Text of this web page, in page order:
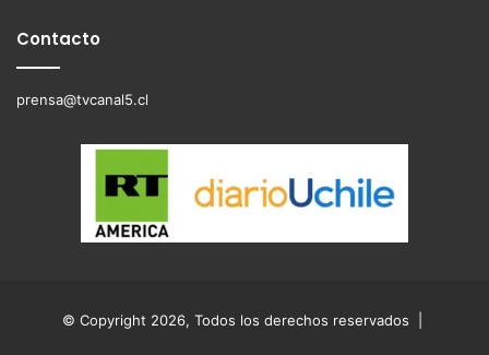
Contacto
prensa@tvcanal5.cl
© Copyright 2026, Todos los derechos reservados |